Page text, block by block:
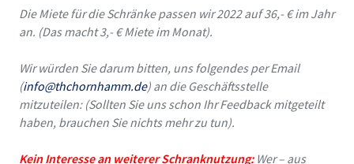
Die Miete für die Schränke passen wir 2022 auf 36,- € im Jahr
an. (Das macht 3,- € Miete im Monat).
Wir würden Sie darum bitten, uns folgendes per Email
(info@thchornhamm.de) an die Geschäftsstelle
mitzuteilen: (Sollten Sie uns schon Ihr Feedback mitgeteilt
haben, brauchen Sie nichts mehr zu tun).
Kein Interesse an weiterer Schranknutzung: Wer – aus